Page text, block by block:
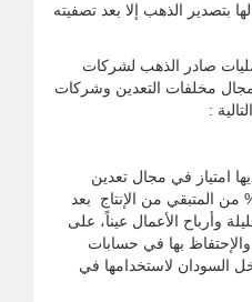
بتصدير الذهب إلا بعد تصفيته
صادر الذهب لشركات
مجال مخلفات التعدين وشركات
:
امتياز في مجال تعدين
بتصدير نسبة 70% من المتبقي من الإنتاج بعد
وأرباح الأعمال عيناً، على
بها في حسابات
السودان لاستخدامها في